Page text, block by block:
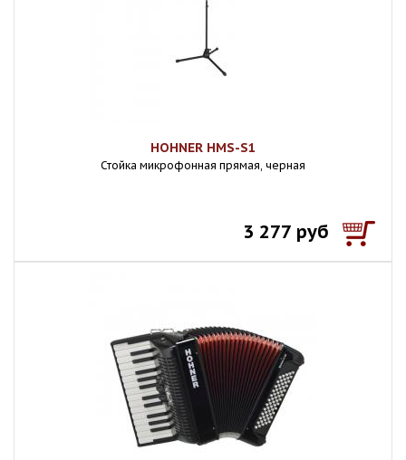
HOHNER HMS-S1
Стойка микрофонная прямая, черная
3 277 руб